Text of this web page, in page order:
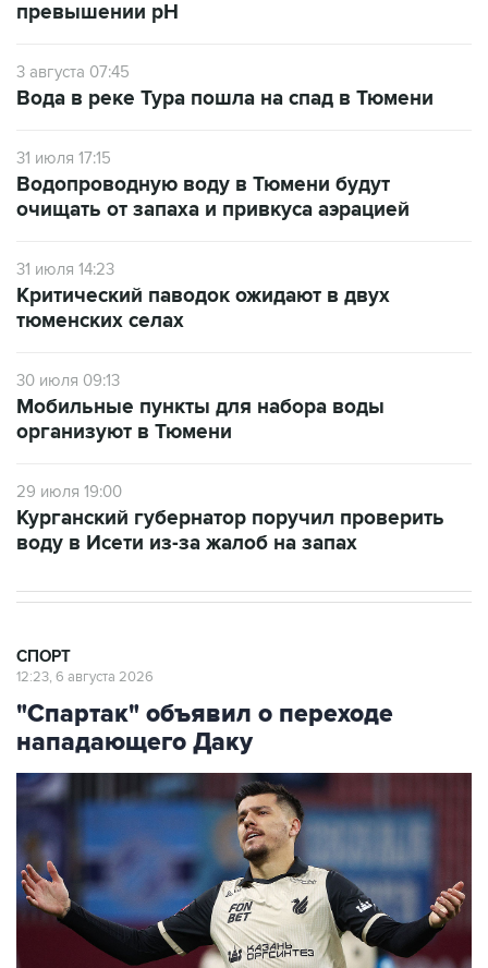
превышении рН
3 августа 07:45
Вода в реке Тура пошла на спад в Тюмени
31 июля 17:15
Водопроводную воду в Тюмени будут
очищать от запаха и привкуса аэрацией
31 июля 14:23
Критический паводок ожидают в двух
тюменских селах
30 июля 09:13
Мобильные пункты для набора воды
организуют в Тюмени
29 июля 19:00
Курганский губернатор поручил проверить
воду в Исети из-за жалоб на запах
СПОРТ
12:23, 6 августа 2026
"Спартак" объявил о переходе
нападающего Даку